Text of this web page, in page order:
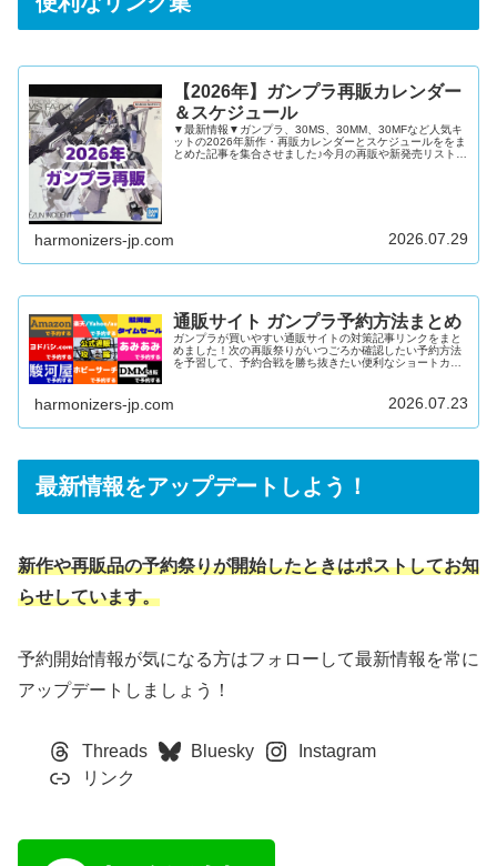
【2026年】ガンプラ再販カレンダー
＆スケジュール
▼最新情報▼ガンプラ、30MS、30MM、30MFなど人気キ
ットの2026年新作・再販カレンダーとスケジュールををま
とめた記事を集合させました♪今月の再販や新発売リストを
harmonizers-jp.com 2026.07.29
通販サイト ガンプラ予約方法まとめ
ガンプラが買いやすい通販サイトの対策記事リンクをまと
めました！次の再販祭りがいつごろか確認したい予約方法
を予習して、予約合戦を勝ち抜きたい便利なショートカッ
度：中～高在庫量：多DMM通販難易度：低在庫量：多
Amazon難易度：低～中在庫量：多駿河屋難易度：中～高
harmonizers-jp.com 2026.07.23
最新情報をアップデートしよう！
新作や再販品の予約祭りが開始したときはポストしてお知
らせしています。
予約開始情報が気になる方はフォローして最新情報を常に
アップデートしましょう！
Threads Bluesky
Instagram
リンク